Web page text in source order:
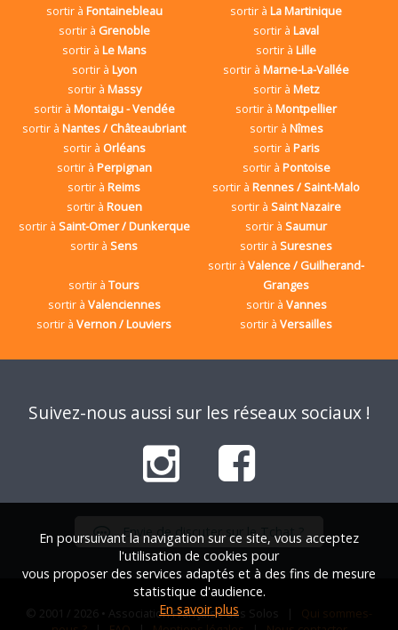
sortir à Fontainebleau sortir àLa Martinique
sortir à Grenoble sortir àLaval
sortir à Le Mans sortir àLille
sortir à Lyon sortir àMarne-La-Vallée
sortir à Massy sortir à Metz
sortir à Montaigu - Vendée sortir àMontpellier
sortir àNantes / Châteaubriant sortir à Nîmes
sortir à Orléans sortir à Paris
sortir à Perpignan sortir à Pontoise
sortir àReims sortir àRennes / Saint-Malo
sortir à Rouen sortir àSaint Nazaire
sortir à Saint-Omer / Dunkerque sortir àSaumur
sortir àSens sortir àSuresnes
sortir àTours
sortir àValence / Guilherand-
Granges
sortir à Valenciennes sortir à Vannes
sortir àVernon / Louviers sortir àVersailles
Suivez-nous aussi sur les réseaux sociaux !
Envie de discuter sur le Tchat ?
© 2001 / 2026 • Association Française des Solos | Qui sommes-
En poursuivant la navigation sur ce site, vous acceptez
l'utilisation de cookies pour
vous proposer des services adaptés et à des fins de mesure
statistique d'audience.
En savoir plus